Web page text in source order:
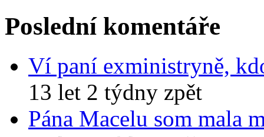
Poslední komentáře
Ví paní exministryně,
13 let 2 týdny zpět
Pána Macelu som mala